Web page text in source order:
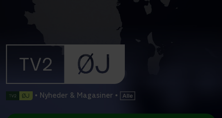
• Nyheder & Magasiner •